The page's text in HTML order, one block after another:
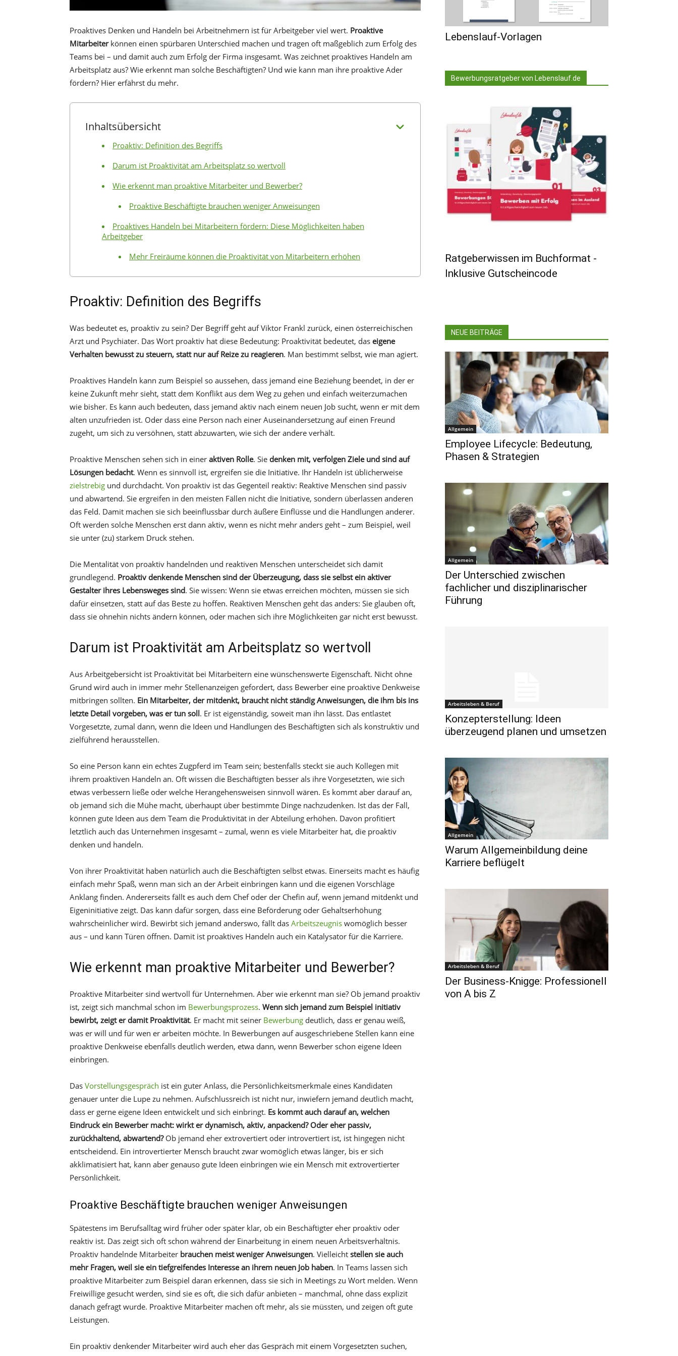
Proaktives Denken und Handeln bei Arbeitnehmern ist für Arbeitgeber viel wert. Proaktive
Mitarbeiterkönnen einen spürbaren Unterschied machen und tragen oft maßgeblich zum Erfolg des
Teams bei – und damit auch zum Erfolg der Firma insgesamt. Was zeichnet proaktives Handeln am
Arbeitsplatz aus? Wie erkennt man solche Beschäftigten? Und wie kann man ihre proaktive Ader
fördern? Hier erfährst du mehr.
Inhaltsübersicht
Proaktiv: Definition des Begriffs
Darum ist Proaktivität am Arbeitsplatz so wertvoll
Wie erkennt man proaktive Mitarbeiter und Bewerber?
Proaktive Beschäftigte brauchen weniger Anweisungen
Proaktives Handeln bei Mitarbeitern fördern: Diese Möglichkeiten haben
Arbeitgeber
Mehr Freiräume können die Proaktivität von Mitarbeitern erhöhen
Proaktiv: Definition des Begriffs
Was bedeutet es, proaktiv zu sein? Der Begriff geht auf Viktor Frankl zurück, einen österreichischen
Arzt und Psychiater. Das Wort proaktiv hat diese Bedeutung: Proaktivität bedeutet, das eigene
Verhalten bewusst zu steuern, statt nur auf Reize zu reagieren. Man bestimmt selbst, wie man agiert.
Proaktives Handeln kann zum Beispiel so aussehen, dass jemand eine Beziehung beendet, in der er
keine Zukunft mehr sieht, statt dem Konflikt aus dem Weg zu gehen und einfach weiterzumachen
wie bisher. Es kann auch bedeuten, dass jemand aktiv nach einem neuen Job sucht, wenn er mit dem
alten unzufrieden ist. Oder dass eine Person nach einer Auseinandersetzung auf einen Freund
zugeht, um sich zu versöhnen, statt abzuwarten, wie sich der andere verhält.
Proaktive Menschen sehen sich in einer aktiven Rolle. Sie denken mit, verfolgen Ziele und sind auf
Lösungen bedacht. Wenn es sinnvoll ist, ergreifen sie die Initiative. Ihr Handeln ist üblicherweise
zielstrebig und durchdacht. Von proaktiv ist das Gegenteil reaktiv: Reaktive Menschen sind passiv
und abwartend. Sie ergreifen in den meisten Fällen nicht die Initiative, sondern überlassen anderen
das Feld. Damit machen sie sich beeinflussbar durch äußere Einflüsse und die Handlungen anderer.
Oft werden solche Menschen erst dann aktiv, wenn es nicht mehr anders geht – zum Beispiel, weil
sie unter (zu) starkem Druck stehen.
Die Mentalität von proaktiv handelnden und reaktiven Menschen unterscheidet sich damit
grundlegend. Proaktiv denkende Menschen sind der Überzeugung, dass sie selbst ein aktiver
Gestalter ihres Lebensweges sind. Sie wissen: Wenn sie etwas erreichen möchten, müssen sie sich
dafür einsetzen, statt auf das Beste zu hoffen. Reaktiven Menschen geht das anders: Sie glauben oft,
dass sie ohnehin nichts ändern können, oder machen sich ihre Möglichkeiten gar nicht erst bewusst.
Darum ist Proaktivität am Arbeitsplatz so wertvoll
Aus Arbeitgebersicht ist Proaktivität bei Mitarbeitern eine wünschenswerte Eigenschaft. Nicht ohne
Grund wird auch in immer mehr Stellenanzeigen gefordert, dass Bewerber eine proaktive Denkweise
mitbringen sollten. Ein Mitarbeiter, der mitdenkt, braucht nicht ständig Anweisungen, die ihm bis ins
letzte Detail vorgeben, was er tun soll. Er ist eigenständig, soweit man ihn lässt. Das entlastet
Vorgesetzte, zumal dann, wenn die Ideen und Handlungen des Beschäftigten sich als konstruktiv und
zielführend herausstellen.
So eine Person kann ein echtes Zugpferd im Team sein; bestenfalls steckt sie auch Kollegen mit
ihrem proaktiven Handeln an. Oft wissen die Beschäftigten besser als ihre Vorgesetzten, wie sich
etwas verbessern ließe oder welche Herangehensweisen sinnvoll wären. Es kommt aber darauf an,
ob jemand sich die Mühe macht, überhaupt über bestimmte Dinge nachzudenken. Ist das der Fall,
können gute Ideen aus dem Team die Produktivität in der Abteilung erhöhen. Davon profitiert
letztlich auch das Unternehmen insgesamt – zumal, wenn es viele Mitarbeiter hat, die proaktiv
denken und handeln.
Von ihrer Proaktivität haben natürlich auch die Beschäftigten selbst etwas. Einerseits macht es häufig
einfach mehr Spaß, wenn man sich an der Arbeit einbringen kann und die eigenen Vorschläge
Anklang finden. Andererseits fällt es auch dem Chef oder der Chefin auf, wenn jemand mitdenkt und
Eigeninitiative zeigt. Das kann dafür sorgen, dass eine Beförderung oder Gehaltserhöhung
wahrscheinlicher wird. Bewirbt sich jemand anderswo, fällt das Arbeitszeugnis womöglich besser
aus – und kann Türen öffnen. Damit ist proaktives Handeln auch ein Katalysator für die Karriere.
Wie erkennt man proaktive Mitarbeiter und Bewerber?
Proaktive Mitarbeiter sind wertvoll für Unternehmen. Aber wie erkennt man sie? Ob jemand proaktiv
ist, zeigt sich manchmal schon im Bewerbungsprozess. Wenn sich jemand zum Beispiel initiativ
bewirbt, zeigt er damit Proaktivität. Er macht mit seiner Bewerbung deutlich, dass er genau weiß,
was er will und für wen er arbeiten möchte. In Bewerbungen auf ausgeschriebene Stellen kann eine
proaktive Denkweise ebenfalls deutlich werden, etwa dann, wenn Bewerber schon eigene Ideen
einbringen.
Das Vorstellungsgespräch ist ein guter Anlass, die Persönlichkeitsmerkmale eines Kandidaten
genauer unter die Lupe zu nehmen. Aufschlussreich ist nicht nur, inwiefern jemand deutlich macht,
dass er gerne eigene Ideen entwickelt und sich einbringt. Es kommt auch darauf an, welchen
Eindruck ein Bewerber macht: wirkt er dynamisch, aktiv, anpackend? Oder eher passiv,
zurückhaltend, abwartend?Ob jemand eher extrovertiert oder introvertiert ist, ist hingegen nicht
entscheidend. Ein introvertierter Mensch braucht zwar womöglich etwas länger, bis er sich
akklimatisiert hat, kann aber genauso gute Ideen einbringen wie ein Mensch mit extrovertierter
Persönlichkeit.
Proaktive Beschäftigte brauchen weniger Anweisungen
Spätestens im Berufsalltag wird früher oder später klar, ob ein Beschäftigter eher proaktiv oder
reaktiv ist. Das zeigt sich oft schon während der Einarbeitung in einem neuen Arbeitsverhältnis.
Proaktiv handelnde Mitarbeiter brauchen meist weniger Anweisungen. Vielleicht stellen sie auch
mehr Fragen, weil sie ein tiefgreifendes Interesse an ihrem neuen Job haben. In Teams lassen sich
proaktive Mitarbeiter zum Beispiel daran erkennen, dass sie sich in Meetings zu Wort melden. Wenn
Freiwillige gesucht werden, sind sie es oft, die sich dafür anbieten – manchmal, ohne dass explizit
danach gefragt wurde. Proaktive Mitarbeiter machen oft mehr, als sie müssten, und zeigen oft gute
Leistungen.
Ein proaktiv denkender Mitarbeiter wird auch eher das Gespräch mit einem Vorgesetzten suchen,
Lebenslauf-Vorlagen
Bewerbungsratgeber von Lebenslauf.de
Ratgeberwissen im Buchformat -
Inklusive Gutscheincode
NEUE BEITRÄGE
Allgemein
Employee Lifecycle: Bedeutung,
Phasen & Strategien
Allgemein
Der Unterschied zwischen
fachlicher und disziplinarischer
Führung
Arbeitsleben & Beruf
Konzepterstellung: Ideen
überzeugend planen und umsetzen
Allgemein
Warum Allgemeinbildung deine
Karriere beflügelt
Arbeitsleben & Beruf
Der Business-Knigge: Professionell
von A bis Z